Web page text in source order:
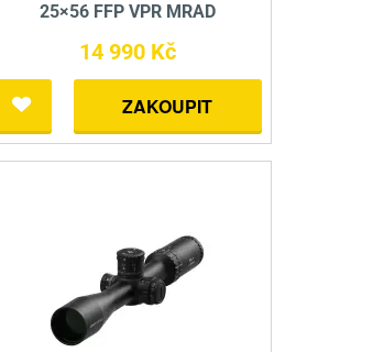
25×56 FFP VPR MRAD
14 990 Kč
ZAKOUPIT